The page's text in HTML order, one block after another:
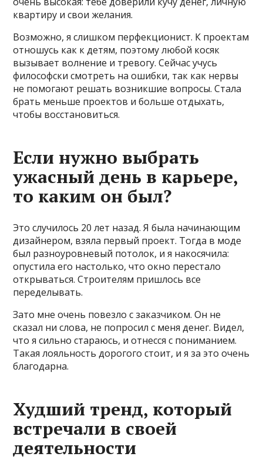
квартиру и свои желания.
Возможно, я слишком перфекционист. К проектам
отношусь как к детям, поэтому любой косяк
вызывает волнение и тревогу. Сейчас учусь
философски смотреть на ошибки, так как нервы
не помогают решать возникшие вопросы. Стала
брать меньше проектов и больше отдыхать,
чтобы восстановиться.
Если нужно выбрать
ужасный день в карьере,
то каким он был?
Это случилось 20 лет назад. Я была начинающим
дизайнером, взяла первый проект. Тогда в моде
был разноуровневый потолок, и я накосячила:
опустила его настолько, что окно перестало
открываться. Строителям пришлось все
переделывать.
Зато мне очень повезло с заказчиком. Он не
сказал ни слова, не попросил с меня денег. Видел,
что я сильно стараюсь, и отнесся с пониманием.
Такая лояльность дорогого стоит, и я за это очень
благодарна.
Худший тренд, который
встречали в своей
деятельности